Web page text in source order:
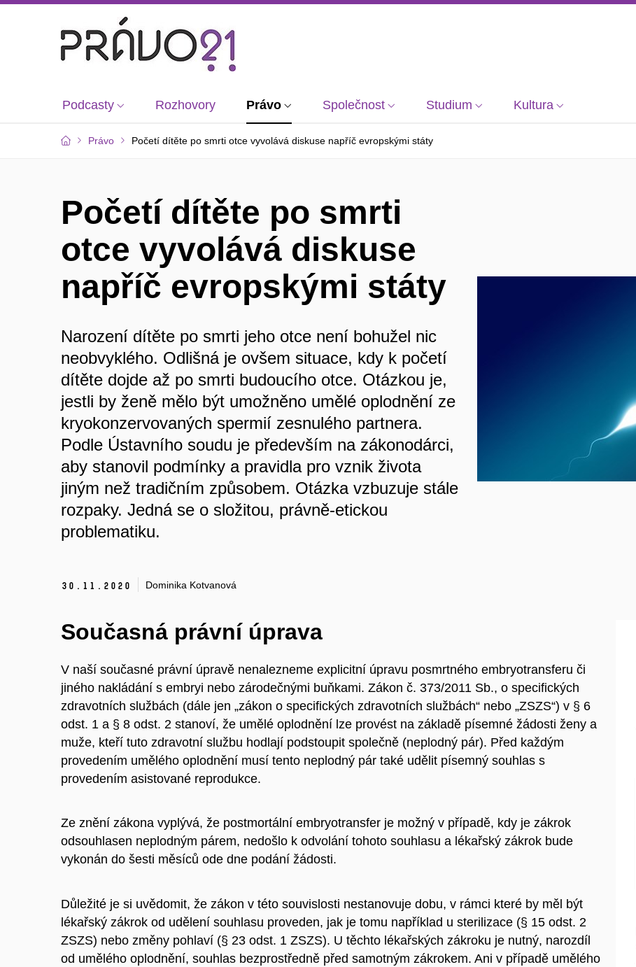
Podcasty Rozhovory Právo Společnost Studium Kultura
Právo Početí dítěte po smrti otce vyvolává diskuse napříč evropskými státy
Početí dítěte po smrti
otce vyvolává diskuse
napříč evropskými státy
Narození dítěte po smrti jeho otce není bohužel nic
neobvyklého. Odlišná je ovšem situace, kdy k početí
dítěte dojde až po smrti budoucího otce. Otázkou je,
jestli by ženě mělo být umožněno umělé oplodnění ze
kryokonzervovaných spermií zesnulého partnera.
Podle Ústavního soudu je především na zákonodárci,
aby stanovil podmínky a pravidla pro vznik života
jiným než tradičním způsobem. Otázka vzbuzuje stále
rozpaky. Jedná se o složitou, právně-etickou
problematiku.
30. 11. 2020 Dominika Kotvanová
Současná právní úprava
V naší současné právní úpravě nenalezneme explicitní úpravu posmrtného embryotransferu či
jiného nakládání s embryi nebo zárodečnými buňkami. Zákon č. 373/2011 Sb., o specifických
zdravotních službách (dále jen „zákon o specifických zdravotních službách“ nebo „ZSZS“) v § 6
odst. 1 a § 8 odst. 2 stanoví, že umělé oplodnění lze provést na základě písemné žádosti ženy a
muže, kteří tuto zdravotní službu hodlají podstoupit společně (neplodný pár). Před každým
provedením umělého oplodnění musí tento neplodný pár také udělit písemný souhlas s
provedením asistované reprodukce.
Ze znění zákona vyplývá, že postmortální embryotransfer je možný v případě, kdy je zákrok
odsouhlasen neplodným párem, nedošlo k odvolání tohoto souhlasu a lékařský zákrok bude
vykonán do šesti měsíců ode dne podání žádosti.
Důležité je si uvědomit, že zákon v této souvislosti nestanovuje dobu, v rámci které by měl být
lékařský zákrok od udělení souhlasu proveden, jak je tomu například u sterilizace (§ 15 odst. 2
ZSZS) nebo změny pohlaví (§ 23 odst. 1 ZSZS). U těchto lékařských zákroku je nutný, narozdíl
od umělého oplodnění, souhlas bezprostředně před samotným zákrokem. Ani v případě umělého